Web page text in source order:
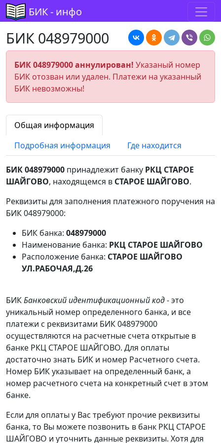
БИК - инфо
БИК 048979000
БИК 048979000 аннулирован! Указаный номер
БИК отозван или удален. Платежи на указанный
БИК невозможны!
Общая информация
Подробная информация
Где находится
БИК 048979000 принадлежит банку РКЦ СТАРОЕ
ШАЙГОВО, находящемся в СТАРОЕ ШАЙГОВО.
Реквизиты для заполнения платежного поручения на
БИК 048979000:
БИК банка: 048979000
Наименование банка: РКЦ СТАРОЕ ШАЙГОВО
Расположение банка: СТАРОЕ ШАЙГОВО
УЛ.РАБОЧАЯ,Д.26
БИКБанковский идентификационный код- это
уникальный номер определенного банка, и все
платежи с реквизитами БИК 048979000
осуществляются на расчетные счета открытые в
банке РКЦ СТАРОЕ ШАЙГОВО. Для оплаты
достаточно знать БИК и номер Расчетного счета.
Номер БИК указывает на определенный банк, а
номер расчетного счета на конкретный счет в этом
банке.
Если для оплаты у Вас требуют прочие реквизиты
банка, то Вы можете позвонить в банк РКЦ СТАРОЕ
ШАЙГОВО и уточнить данные реквизиты. Хотя для